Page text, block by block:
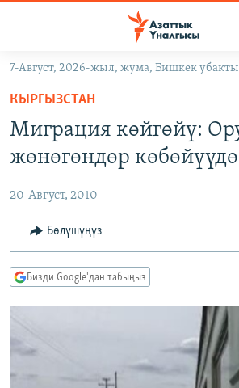
Навигацияга
өтүңүз
Издөөгө
салыңызКЫРГЫЗСТАН
ЭКОНОМИКА
МАДАНИЯТ
ДҮЙНӨ
БОРБОР АЗИЯ
АТАЙЫН ИЛИКТӨӨ
ТВ ПРОГРАММАЛАР
ЭКСПЕРТТЕР ТАЛДАЙТ
ДАНИСТЕ
ЭЖЕ-СИҢДИЛЕР
ӨЗГӨЧӨ ПИКИР
ОНЛАЙН ШЕРИНЕ
7-Август, 2026-жыл, жума, Бишкек
КЫРГЫЗСТАН
Миграция көйгөйү:
жөнөгөндөр көбөйүүдө
20-Август, 2010
Бөлүшүңүз
Бизди Google'дан табыңыз